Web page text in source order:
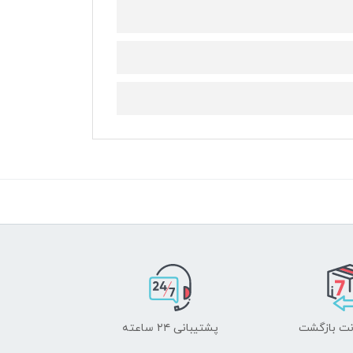
پشتیبانی ۲۴ ساعته